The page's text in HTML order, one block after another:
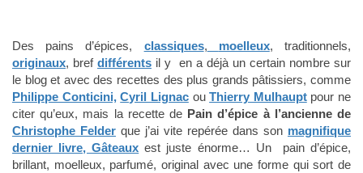
Des pains d’épices, classiques, moelleux, traditionnels,
originaux, bref différents il y en a déjà un certain nombre sur
le blog et avec des recettes des plus grands pâtissiers, comme
Philippe Conticini, Cyril Lignac ouThierry Mulhauptpour ne
citer qu’eux, mais la recette de Pain d’épice à l’ancienne de
Christophe Felder que j’ai vite repérée dans son magnifique
dernier livre, Gâteaux est juste énorme… Un pain d’épice,
brillant, moelleux, parfumé, original avec une forme qui sort de